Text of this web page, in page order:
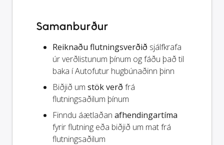
Samanburður
Reiknaðu flutningsverðið sjálfkrafa
úr verðlistunum þínum og fáðu það til
baka í Autofutur hugbúnaðinn þinn
Biðjið um stök verð frá
flutningsaðilum þínum
Finndu áætlaðan afhendingartíma
fyrir flutning eða biðjið um mat frá
flutningsaðilum